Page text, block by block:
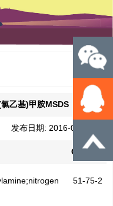
乙基)甲胺MSDS
发布日期: 2016-04-21
CAS No.
51-75-2